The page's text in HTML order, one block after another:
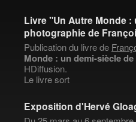
Livre "Un Autre Monde
photographie de
Publication du livre de
Monde : un demi-siècle
HDiffusion.
Le livre sort
Exposition d'Hervé